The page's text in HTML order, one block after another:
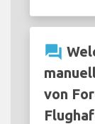
question_answer
von